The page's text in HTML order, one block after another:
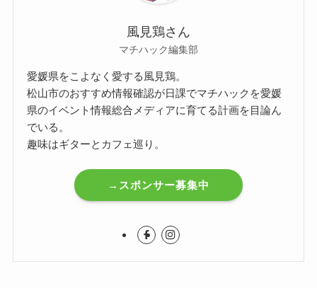
風見鶏さん
マチハック編集部
愛媛県をこよなく愛する風見鶏。
松山市のおすすめ情報確認が日課でマチハックを愛媛
県のイベント情報総合メディアに育てる計画を目論ん
でいる。
趣味はギターとカフェ巡り。
→スポンサー募集中